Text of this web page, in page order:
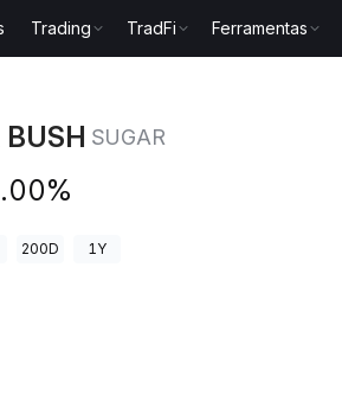
Trading TradFi Ferramentas
SUGAR
200D 1Y